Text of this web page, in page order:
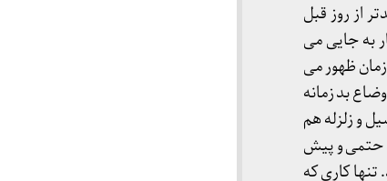
از روز قبل
به جایی می
ظهور می
بد زمانه
و زلزله هم
حتمی و پیش
تنها کاری که